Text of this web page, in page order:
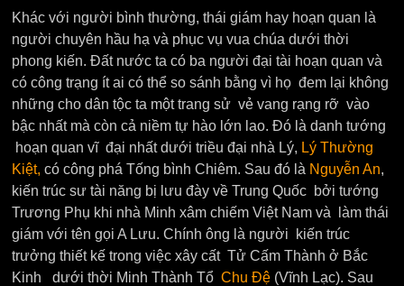
Khác với người bình thường, thái giám hay hoạn quan là
người chuyên hầu hạ và phục vụ vua chúa dưới thời
phong kiến. Đất nước ta có ba người đại tài hoạn quan và
có công trạng ít ai có thể so sánh bằng vì họ đem lại không
những cho dân tộc ta một trang sử vẻ vang rạng rỡ vào
bậc nhất mà còn cả niềm tự hào lớn lao. Đó là danh tướng
hoạn quan vĩ đại nhất dưới triều đại nhà Lý, Lý Thường
Kiệt, có công phá Tống bình Chiêm. Sau đó là Nguyễn An,
kiến trúc sư tài năng bị lưu đày về Trung Quốc bởi tướng
Trương Phụ khi nhà Minh xâm chiếm Việt Nam và làm thái
giám với tên gọi A Lưu. Chính ông là người kiến trúc
trưởng thiết kế trong việc xây cất Tử Cấm Thành ở Bắc
Kinh dưới thời Minh Thành TổChu Đệ (Vĩnh Lạc). Sau